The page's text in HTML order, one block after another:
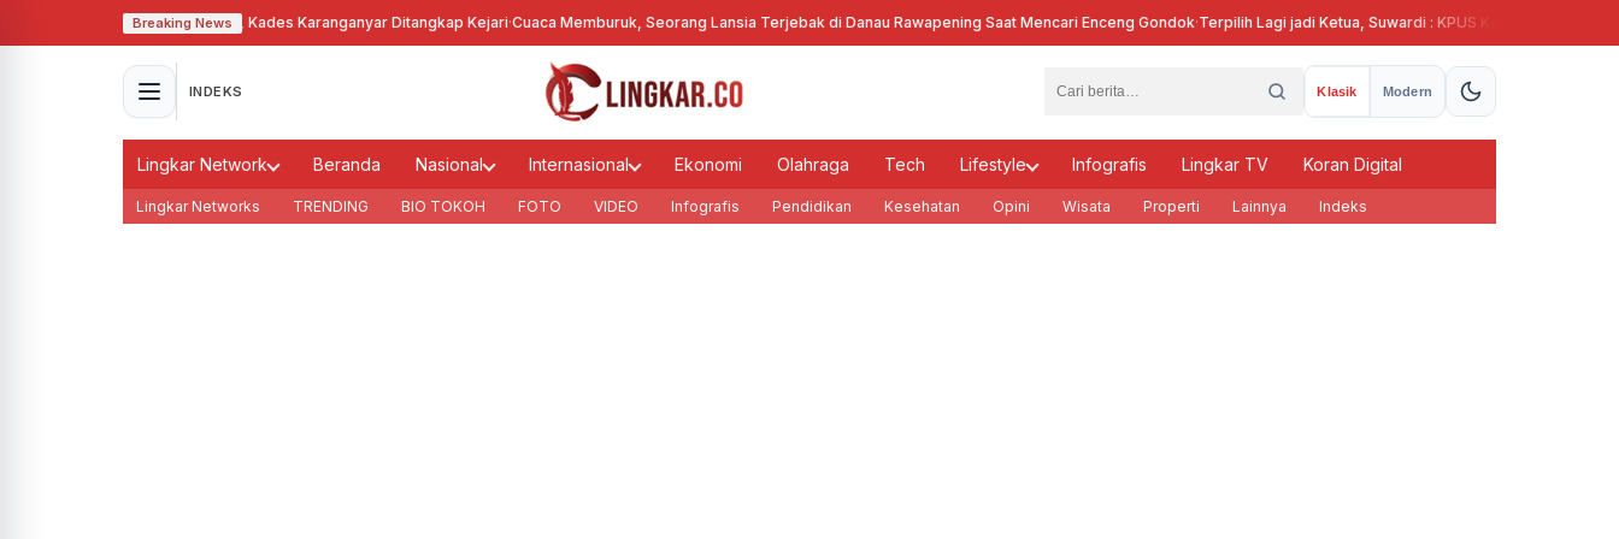
Breaking News
Tanah Bengkok, Kades Karanganyar Ditangkap Kejari·Cuaca Memburuk, Seorang Lansia Terjebak di Danau Rawapening Saat Mencari Enceng Gondok·Terpilih Lagi jadi Ketua, Suwardi : KPUS Kendal Siap Terlibat
INDEKS Klasik Modern
Lingkar Network Beranda Nasional Internasional Ekonomi Olahraga Tech Lifestyle Infografis Lingkar TV Koran Digital
Lingkar Networks TRENDING BIO TOKOH FOTO VIDEO Infografis Pendidikan Kesehatan Opini Wisata Properti Lainnya Indeks